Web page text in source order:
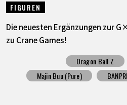
FIGUREN
Die neuesten Ergänzungen zur
zu Crane Games!
Dragon Ball Z
Majin Buu (Pure)